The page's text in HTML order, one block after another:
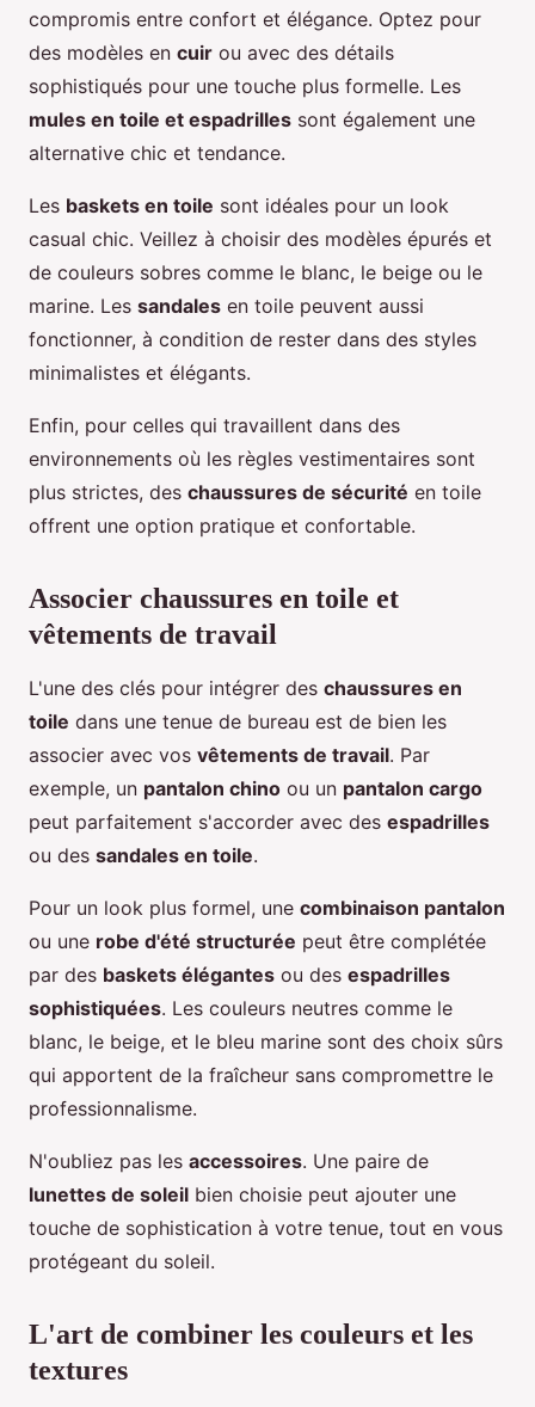
compromis entre confort et élégance. Optez pour
des modèles en cuir ou avec des détails
sophistiqués pour une touche plus formelle. Les
mules en toile et espadrilles sont également une
alternative chic et tendance.
Les baskets en toile sont idéales pour un look
casual chic. Veillez à choisir des modèles épurés et
de couleurs sobres comme le blanc, le beige ou le
marine. Les sandales en toile peuvent aussi
fonctionner, à condition de rester dans des styles
minimalistes et élégants.
Enfin, pour celles qui travaillent dans des
environnements où les règles vestimentaires sont
plus strictes, des chaussures de sécurité en toile
offrent une option pratique et confortable.
Associer chaussures en toile et
vêtements de travail
L'une des clés pour intégrer des chaussures en
toile dans une tenue de bureau est de bien les
associer avec vos vêtements de travail. Par
exemple, un pantalon chino ou un pantalon cargo
peut parfaitement s'accorder avec des espadrilles
ou des sandales en toile.
Pour un look plus formel, une combinaison pantalon
ou une robe d'été structurée peut être complétée
par des baskets élégantes ou des espadrilles
sophistiquées. Les couleurs neutres comme le
blanc, le beige, et le bleu marine sont des choix sûrs
qui apportent de la fraîcheur sans compromettre le
professionnalisme.
N'oubliez pas les accessoires. Une paire de
lunettes de soleil bien choisie peut ajouter une
touche de sophistication à votre tenue, tout en vous
protégeant du soleil.
L'art de combiner les couleurs et les
textures